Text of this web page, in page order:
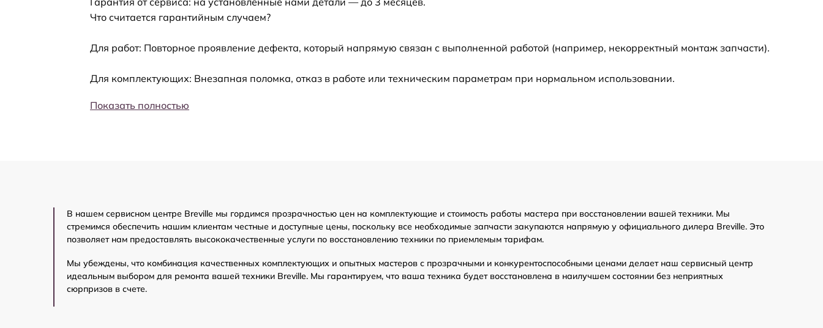
Полный ремонт заварочного блока
Чистка, смазка заварочного блока
декальцинация
Что считается гарантийным случаем?
Для работ: Повторное проявление дефекта, который напрямую связан с выполненной работой (например, некорректный монтаж запчасти).
Для комплектующих: Внезапная поломка, отказ в работе или техническим параметрам при нормальном использовании.
Показать полностью
В нашем сервисном центре Breville мы гордимся прозрачностью цен на комплектующие и стоимость работы мастера при восстановлении вашей техники. Мы
стремимся обеспечить нашим клиентам честные и доступные цены, поскольку все необходимые запчасти закупаются напрямую у официального дилера Breville. Это
позволяет нам предоставлять высококачественные услуги по восстановлению техники по приемлемым тарифам.
Мы убеждены, что комбинация качественных комплектующих и опытных мастеров с прозрачными и конкурентоспособными ценами делает наш сервисный центр
идеальным выбором для ремонта вашей техники Breville. Мы гарантируем, что ваша техника будет восстановлена в наилучшем состоянии без неприятных
сюрпризов в счете.